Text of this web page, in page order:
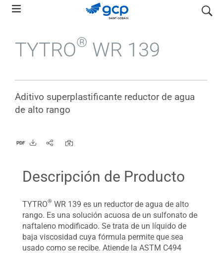
Skip
navigation
search
TYTRO® WR 139
Aditivo superplastificante reductor de agua
de alto rango
PDF
Descripción de Producto
TYTRO® WR 139 es un reductor de agua de alto
rango. Es una solución acuosa de un sulfonato de
naftaleno modificado. Se trata de un líquido de
baja viscosidad cuya fórmula permite que sea
usado como se recibe. Atiende la ASTM C494